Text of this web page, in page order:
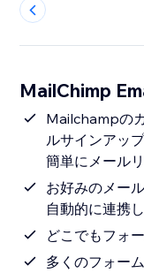
MailChimp
Mailchampの
ルサインアッ
簡単にメール
お好みのメー
自動的に連携し
どこでもフォ
多くのフォー